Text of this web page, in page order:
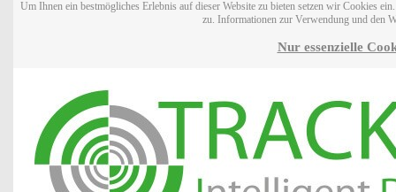
Um Ihnen ein bestmögliches Erlebnis auf dieser Website zu bieten setzen wir Cookies
zu. Informationen zur Verwendung und den
Nur essenzielle